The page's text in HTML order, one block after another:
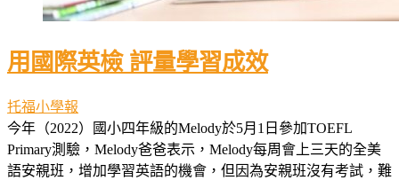
用國際英檢 評量學習成效
托福小學報
今年（2022）國小四年級的Melody於5月1日參加TOEFL
Primary測驗，Melody爸爸表示，Melody每周會上三天的全美
語安親班，增加學習英語的機會，但因為安親班沒有考試，難